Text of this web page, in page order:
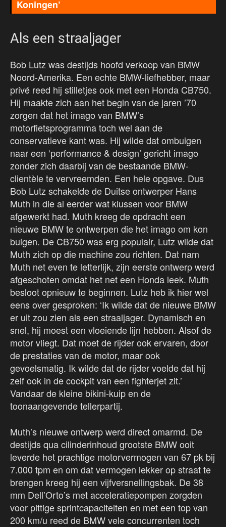
Koningen’
Als een straaljager
Bob Lutz was destijds hoofd verkoop van BMW
Noord-Amerika. Een echte BMW-liefhebber, maar
privé reed hij stilletjes ook met een Honda CB750.
Hij maakte zich aan het begin van de jaren ’70
zorgen dat het imago van BMW’s
motorfietsprogramma toch wel aan de
conservatieve kant was. Hij wilde dat ombuigen
naar een ‘performance & design’ gericht imago
zonder zich daarbij van de bestaande BMW-
clientèle te vervreemden. Een hele opgave. Dus
Bob Lutz schakelde de Duitse ontwerper Hans
Muth in die al eerder wat klussen voor BMW
afgewerkt had. Muth kreeg de opdracht een
nieuwe BMW te ontwerpen die het imago om kon
buigen. De CB750 was erg populair, Lutz wilde dat
Muth zich op die machine zou richten. Dat nam
Muth net even te letterlijk, zijn eerste ontwerp werd
afgeschoten omdat het net een Honda leek. Muth
besloot opnieuw te beginnen. Lutz heb ik hier wel
eens over gesproken: ‘Ik wilde dat de nieuwe BMW
er uit zou zien als een straaljager. Dynamisch en
snel, hij moest een vloeiende lijn hebben. Alsof de
motor vliegt. Dat moet de rijder ook ervaren, door
de prestaties van de motor, maar ook
gevoelsmatig. Ik wilde dat de rijder voelde dat hij
zelf ook in de cockpit van een fighterjet zit.’
Vandaar de kleine bikini-kuip en de
toonaangevende tellerpartij.
Muth’s nieuwe ontwerp werd direct omarmd. De
destijds qua cilinderinhoud grootste BMW ooit
leverde het prachtige motorvermogen van 67 pk bij
7.000 tpm en om dat vermogen lekker op straat te
brengen kreeg hij een vijfversnellingsbak. De 38
mm Dell’Orto’s met acceleratiepompen zorgden
voor pittige sprintcapaciteiten en met een top van
200 km/u reed de BMW vele concurrenten toch